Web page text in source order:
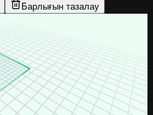
Барлығын тазалау